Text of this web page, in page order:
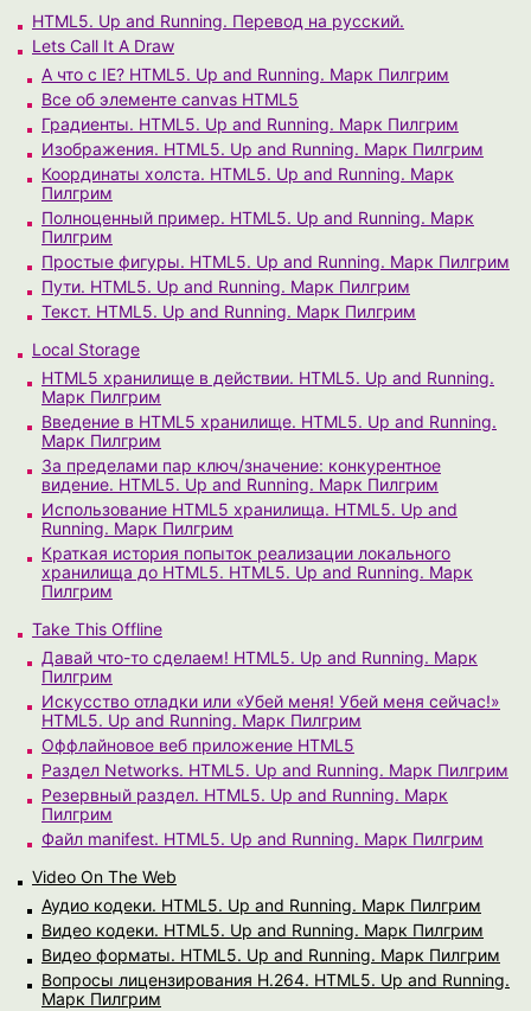
HTML5. Up and Running. Перевод на русский.
Lets Call It A Draw
А что с IE? HTML5. Up and Running. Марк Пилгрим
Все об элементе canvas HTML5
Градиенты. HTML5. Up and Running. Марк Пилгрим
Изображения. HTML5. Up and Running. Марк Пилгрим
Координаты холста. HTML5. Up and Running. Марк
Пилгрим
Полноценный пример. HTML5. Up and Running. Марк
Пилгрим
Простые фигуры. HTML5. Up and Running. Марк Пилгрим
Пути. HTML5. Up and Running. Марк Пилгрим
Текст. HTML5. Up and Running. Марк Пилгрим
Local Storage
HTML5 хранилище в действии. HTML5. Up and Running.
Марк Пилгрим
Введение в HTML5 хранилище. HTML5. Up and Running.
Марк Пилгрим
За пределами пар ключ/значение: конкурентное
видение. HTML5. Up and Running. Марк Пилгрим
Использование HTML5 хранилища. HTML5. Up and
Running. Марк Пилгрим
Краткая история попыток реализации локального
хранилища до HTML5. HTML5. Up and Running. Марк
Пилгрим
Take This Offline
Давай что-то сделаем! HTML5. Up and Running. Марк
Пилгрим
Искусство отладки или «Убей меня! Убей меня сейчас!»
HTML5. Up and Running. Марк Пилгрим
Оффлайновое веб приложение HTML5
Раздел Networks. HTML5. Up and Running. Марк Пилгрим
Резервный раздел. HTML5. Up and Running. Марк
Пилгрим
Файл manifest. HTML5. Up and Running. Марк Пилгрим
Video On The Web
Аудио кодеки. HTML5. Up and Running. Марк Пилгрим
Видео кодеки. HTML5. Up and Running. Марк Пилгрим
Видео форматы. HTML5. Up and Running. Марк Пилгрим
Вопросы лицензирования H.264. HTML5. Up and Running.
Марк Пилгрим